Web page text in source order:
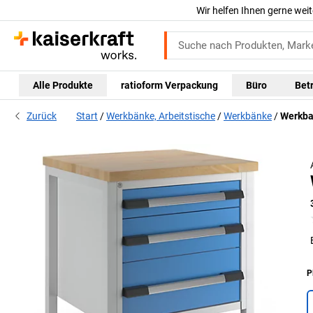
Wir helfen Ihnen gerne
Alle Produkte ratioform Verpackung Büro
Zurück Start Werkbänke, Arbeitstische Werkbänke